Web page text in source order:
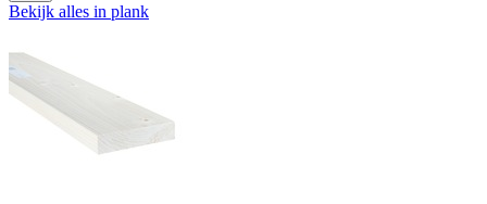
Bekijk alles in plank